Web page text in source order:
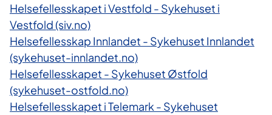
Helsefellesskapet i Vestfold - Sykehuset i
Vestfold (siv.no)
Helsefellesskap Innlandet - Sykehuset Innlandet
(sykehuset-innlandet.no)
Helsefellesskapet - Sykehuset Østfold
(sykehuset-ostfold.no)
Helsefellesskapet i Telemark - Sykehuset